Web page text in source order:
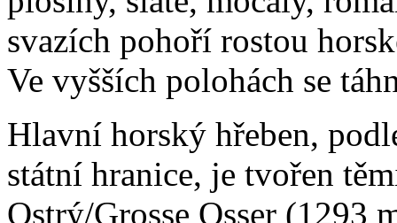
svazích pohoří rostou
Ve vyšších polohách se
Hlavní horský hřeben,
státní hranice, je tvořen
Ostrý/Grosse Osser (1293